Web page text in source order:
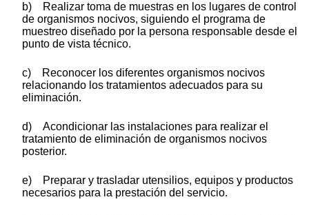
b) Realizar toma de muestras en los lugares de control
de organismos nocivos, siguiendo el programa de
muestreo diseñado por la persona responsable desde el
punto de vista técnico.
c) Reconocer los diferentes organismos nocivos
relacionando los tratamientos adecuados para su
eliminación.
d) Acondicionar las instalaciones para realizar el
tratamiento de eliminación de organismos nocivos
posterior.
e) Preparar y trasladar utensilios, equipos y productos
necesarios para la prestación del servicio.